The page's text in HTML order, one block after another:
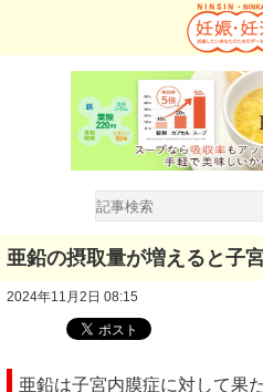
亜鉛の摂取量が増えると子
2024年11月2日 08:15
亜鉛は子宮内膜症に対して果